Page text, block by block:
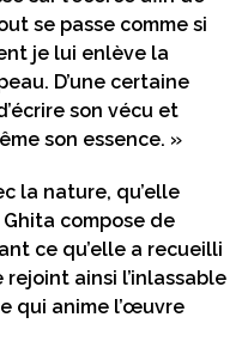
se passe comme si
je lui enlève la
D’une certaine
son vécu et
son essence. »
la nature, qu’elle
compose de
ce qu’elle a recueilli
ainsi l’inlassable
qui anime l’œuvre